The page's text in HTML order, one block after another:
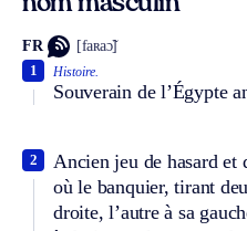
nom masculin
FR [faʀaɔ̃]
Histoire.
Souverain de l’Égypte
1
Ancien jeu de hasard et
où le banquier, tirant
droite, l’autre à sa
2